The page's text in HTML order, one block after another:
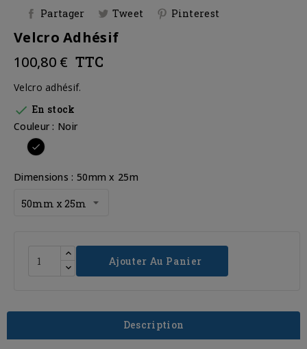
Partager Tweet Pinterest
Velcro Adhésif
100,80 € TTC
Velcro adhésif.
 En stock
Couleur : Noir
Dimensions : 50mm x 25m
Ajouter Au Panier
Description